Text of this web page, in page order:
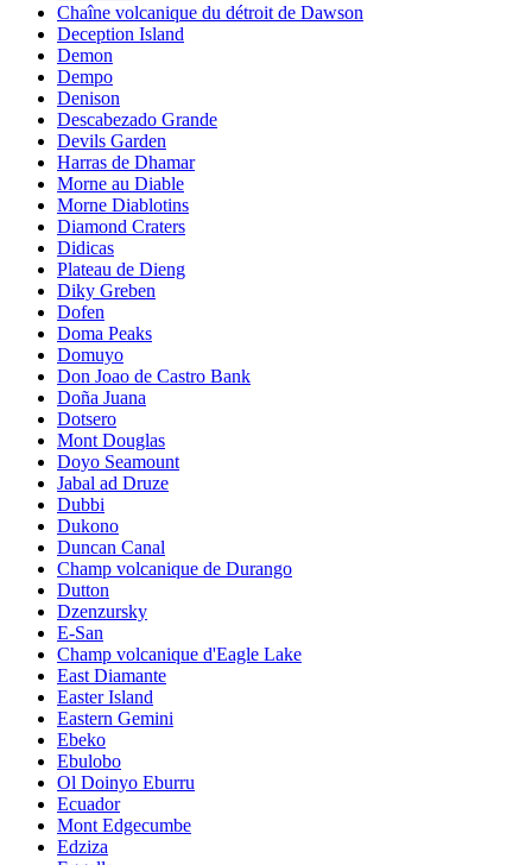
Chaîne volcanique du détroit de Dawson
Deception Island
Demon
Dempo
Denison
Descabezado Grande
Devils Garden
Harras de Dhamar
Morne au Diable
Morne Diablotins
Diamond Craters
Didicas
Plateau de Dieng
Diky Greben
Dofen
Doma Peaks
Domuyo
Don Joao de Castro Bank
Doña Juana
Dotsero
Mont Douglas
Doyo Seamount
Jabal ad Druze
Dubbi
Dukono
Duncan Canal
Champ volcanique de Durango
Dutton
Dzenzursky
E-San
Champ volcanique d'Eagle Lake
East Diamante
Easter Island
Eastern Gemini
Ebeko
Ebulobo
Ol Doinyo Eburru
Ecuador
Mont Edgecumbe
Edziza